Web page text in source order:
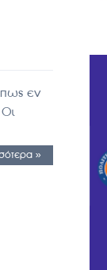
εν
»